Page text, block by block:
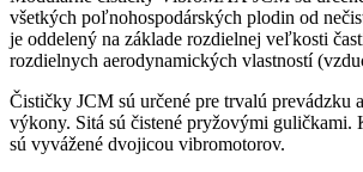
všetkých poľnohospodárských plodin od
je oddelený na základe rozdielnej veľkosti
rozdielnych aerodynamických vlastností
Čističky JCM sú určené pre trvalú prevádzku
výkony. Sitá sú čistené pryžovými guličkami.
sú vyvážené dvojicou vibromotorov.